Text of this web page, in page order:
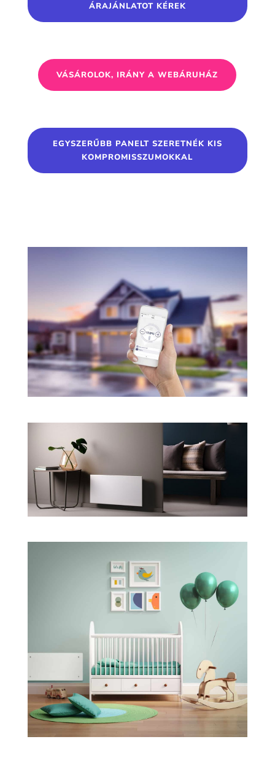
ÁRAJÁNLATOT KÉREK
VÁSÁROLOK, IRÁNY A WEBÁRUHÁZ
EGYSZERŰBB PANELT SZERETNÉK KIS
KOMPROMISSZUMOKKAL